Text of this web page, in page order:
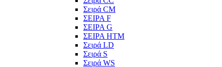
Σειρά CM
ΣΕΙΡΑ F
ΣΕΙΡΑ G
ΣΕΙΡΑ HTM
Σειρά LD
Σειρά S
Σειρά WS